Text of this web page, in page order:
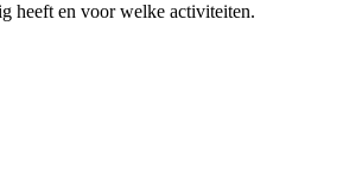
heeft en voor welke activiteiten.